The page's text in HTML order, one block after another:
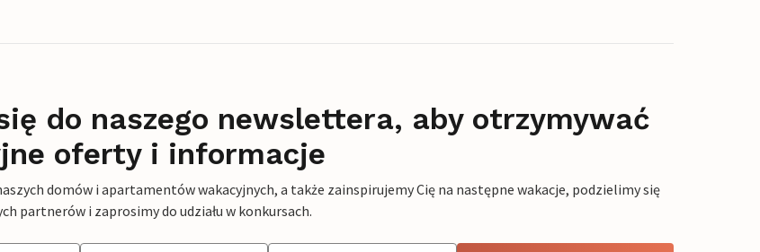
do naszego newslettera, aby otrzymywać
oferty i informacje
domów i apartamentów wakacyjnych, a także zainspirujemy Cię na następne wakacje, podzielimy się
partnerów i zaprosimy do udziału w konkursach.